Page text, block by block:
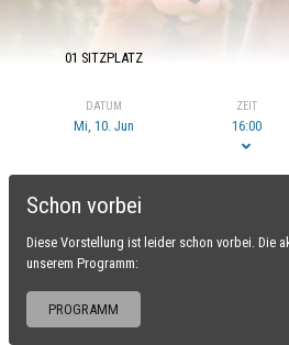
01 SITZPLATZ
DATUM
Mi, 10. Jun
ZEIT
16:00
Schon vorbei
Diese Vorstellung ist leider schon vorbei. Die
unserem Programm:
PROGRAMM